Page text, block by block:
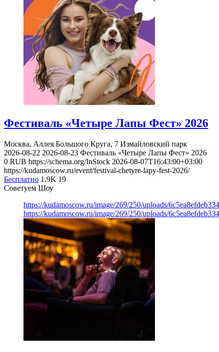
Фестиваль «Четыре Лапы Фест» 2026
Москва, Аллея Большого Круга, 7 Измайловский парк
2026-08-22 2026-08-23 Фестиваль «Четыре Лапы Фест» 2026
0 RUB https://schema.org/InStock 2026-08-07T16:43:00+03:00
https://kudamoscow.ru/event/festival-chetyre-lapy-fest-2026/
Бесплатно 1.9K 19
Советуем Шоу
https://kudamoscow.ru/image/269/250/uploads/
https://kudamoscow.ru/image/269/250/uploads/